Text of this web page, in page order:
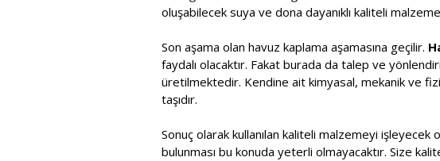
oluşabilecek suya ve dona dayanıklı kaliteli malzeme
Son aşama olan havuz kaplama aşamasına geçilir.
faydalı olacaktır. Fakat burada da talep ve
üretilmektedir. Kendine ait kimyasal, mekanik ve
taşıdır.
Sonuç olarak kullanılan kaliteli malzemeyi
bulunması bu konuda yeterli olmayacaktır. Size